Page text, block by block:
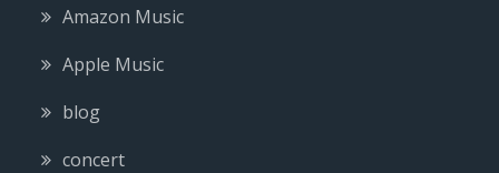
Amazon Music
Apple Music
blog
concert